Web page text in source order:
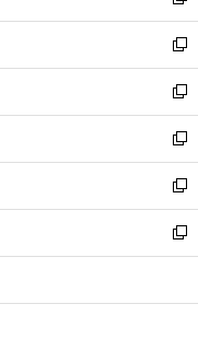
開
く
ウ
で
開
く
ン
ド
ウ
で
開
く
ウ
ィ
ン
ド
ウ
で
開
く
し
い
ウ
ィ
ン
ド
ウ
で
開
く
新
し
い
ウ
ィ
ン
ド
ウ
で
開
新
し
い
ウ
ィ
ン
ド
ウ
開
新
し
い
ウ
ィ
ン
ウ
新
し
い
ウ
ン
新
し
ウ